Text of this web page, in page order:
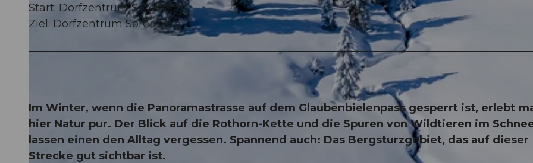
Start: Dorfzentrum Sörenberg
Ziel: Dorfzentrum Sörenberg
Im Winter, wenn die Panoramastrasse auf dem Glaubenbielenpass gesperrt ist, erlebt
hier Natur pur. Der Blick auf die Rothorn-Kette und die Spuren von Wildtieren im
lassen einen den Alltag vergessen. Spannend auch: Das Bergsturzgebiet, das auf dieser
Strecke gut sichtbar ist.